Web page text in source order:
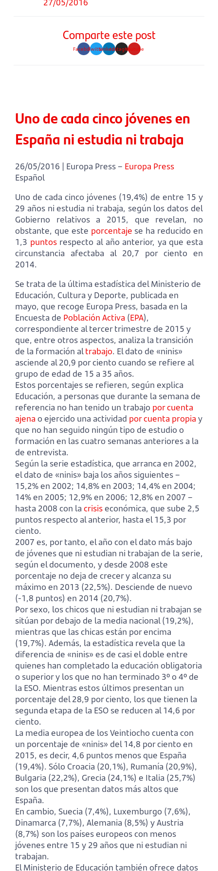
Comparte este post
FacebookTwitterLinkedinInstagramYoutube
Uno de cada cinco jóvenes en
España ni estudia ni trabaja
26/05/2016 | Europa Press – Europa Press
Español
Uno de cada cinco jóvenes (19,4%) de entre 15 y
29 años ni estudia ni trabaja, según los datos del
Gobierno relativos a 2015, que revelan, no
obstante, que este porcentaje se ha reducido en
1,3 puntosrespecto al año anterior, ya que esta
circunstancia afectaba al 20,7 por ciento en
2014.
Se trata de la última estadística del Ministerio de
Educación, Cultura y Deporte, publicada en
mayo, que recoge Europa Press, basada en la
Encuesta de Población Activa (EPA),
correspondiente al tercer trimestre de 2015 y
que, entre otros aspectos, analiza la transición
de la formación altrabajo. El dato de «ninis»
asciende al 20,9 por ciento cuando se refiere al
grupo de edad de 15 a 35 años.
Estos porcentajes se refieren, según explica
Educación, a personas que durante la semana de
referencia no han tenido un trabajo por cuenta
ajena o ejercido una actividad por cuenta propia y
que no han seguido ningún tipo de estudio o
formación en las cuatro semanas anteriores a la
de entrevista.
Según la serie estadística, que arranca en 2002,
el dato de «ninis» baja los años siguientes –
15,2% en 2002; 14,8% en 2003; 14,4% en 2004;
14% en 2005; 12,9% en 2006; 12,8% en 2007 –
hasta 2008 con la crisiseconómica, que sube 2,5
puntos respecto al anterior, hasta el 15,3 por
ciento.
2007 es, por tanto, el año con el dato más bajo
de jóvenes que ni estudian ni trabajan de la serie,
según el documento, y desde 2008 este
porcentaje no deja de crecer y alcanza su
máximo en 2013 (22,5%). Desciende de nuevo
(-1,8 puntos) en 2014 (20,7%).
Por sexo, los chicos que ni estudian ni trabajan se
sitúan por debajo de la media nacional (19,2%),
mientras que las chicas están por encima
(19,7%). Además, la estadística revela que la
diferencia de «ninis» es de casi el doble entre
quienes han completado la educación obligatoria
o superior y los que no han terminado 3º o 4º de
la ESO. Mientras estos últimos presentan un
porcentaje del 28,9 por ciento, los que tienen la
segunda etapa de la ESO se reducen al 14,6 por
ciento.
La media europea de los Veintiocho cuenta con
un porcentaje de «ninis» del 14,8 por ciento en
2015, es decir, 4,6 puntos menos que España
(19,4%). Sólo Croacia (20,1%), Rumanía (20,9%),
Bulgaria (22,2%), Grecia (24,1%) e Italia (25,7%)
son los que presentan datos más altos que
España.
En cambio, Suecia (7,4%), Luxemburgo (7,6%),
Dinamarca (7,7%), Alemania (8,5%) y Austria
(8,7%) son los países europeos con menos
jóvenes entre 15 y 29 años que ni estudian ni
trabajan.
El Ministerio de Educación también ofrece datos